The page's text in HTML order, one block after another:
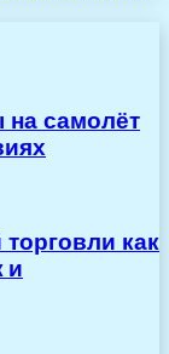
на самолёт
как
и